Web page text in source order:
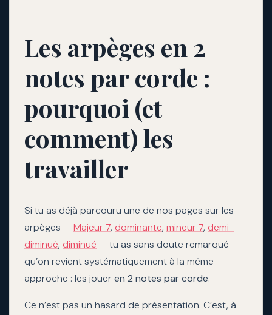
Les arpèges en 2
notes par corde :
pourquoi (et
comment) les
travailler
Si tu as déjà parcouru une de nos pages sur les
arpèges —Majeur 7, dominante, mineur 7, demi-
diminué, diminué — tu as sans doute remarqué
qu’on revient systématiquement à la même
approche : les joueren 2 notes par corde.
Ce n’est pas un hasard de présentation. C’est, à